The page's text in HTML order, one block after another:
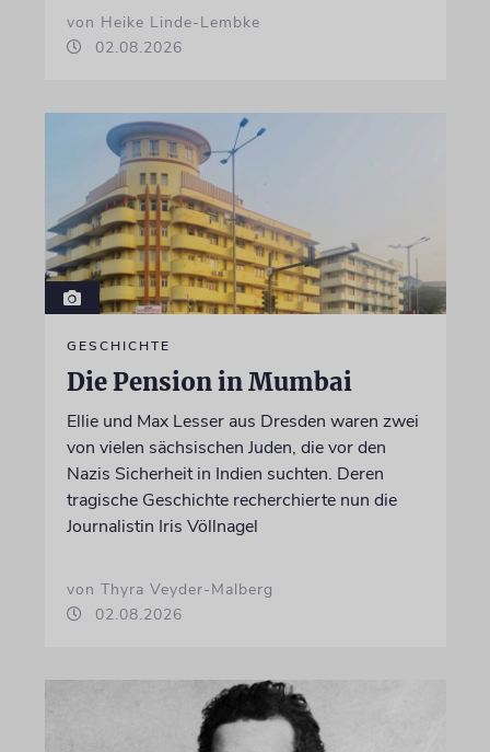
von Heike Linde-Lembke
02.08.2026
GESCHICHTE
Die Pension in Mumbai
Ellie und Max Lesser aus Dresden waren zwei
von vielen sächsischen Juden, die vor den
Nazis Sicherheit in Indien suchten. Deren
tragische Geschichte recherchierte nun die
Journalistin Iris Völlnagel
von Thyra Veyder-Malberg
02.08.2026